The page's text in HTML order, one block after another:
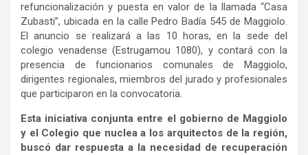
refuncionalización y puesta en valor de la llamada “Casa
Zubasti”, ubicada en la calle Pedro Badía 545 de Maggiolo.
El anuncio se realizará a las 10 horas, en la sede del
colegio venadense (Estrugamou 1080), y contará con la
presencia de funcionarios comunales de Maggiolo,
dirigentes regionales, miembros del jurado y profesionales
que participaron en la convocatoria.
Esta iniciativa conjunta entre el gobierno de Maggiolo
y el Colegio que nuclea a los arquitectos de la región,
buscó dar respuesta a la necesidad de recuperación